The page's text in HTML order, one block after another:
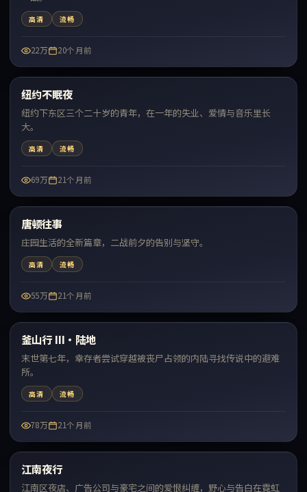
高清 流畅
22万 20个月前
最新
纽约不眠夜
纽约下东区三个二十岁的青年，在一年的失业、爱情与音乐里长
大。
高清 流畅
69万 21个月前
最新
唐顿往事
庄园生活的全新篇章，二战前夕的告别与坚守。
高清 流畅
55万 21个月前
最新
釜山行 III·陆地
末世第七年，幸存者尝试穿越被丧尸占领的内陆寻找传说中的避难
所。
高清 流畅
78万 21个月前
最新
江南夜行
江南区夜店、广告公司与豪宅之间的爱恨纠缠，野心与告白在霓虹